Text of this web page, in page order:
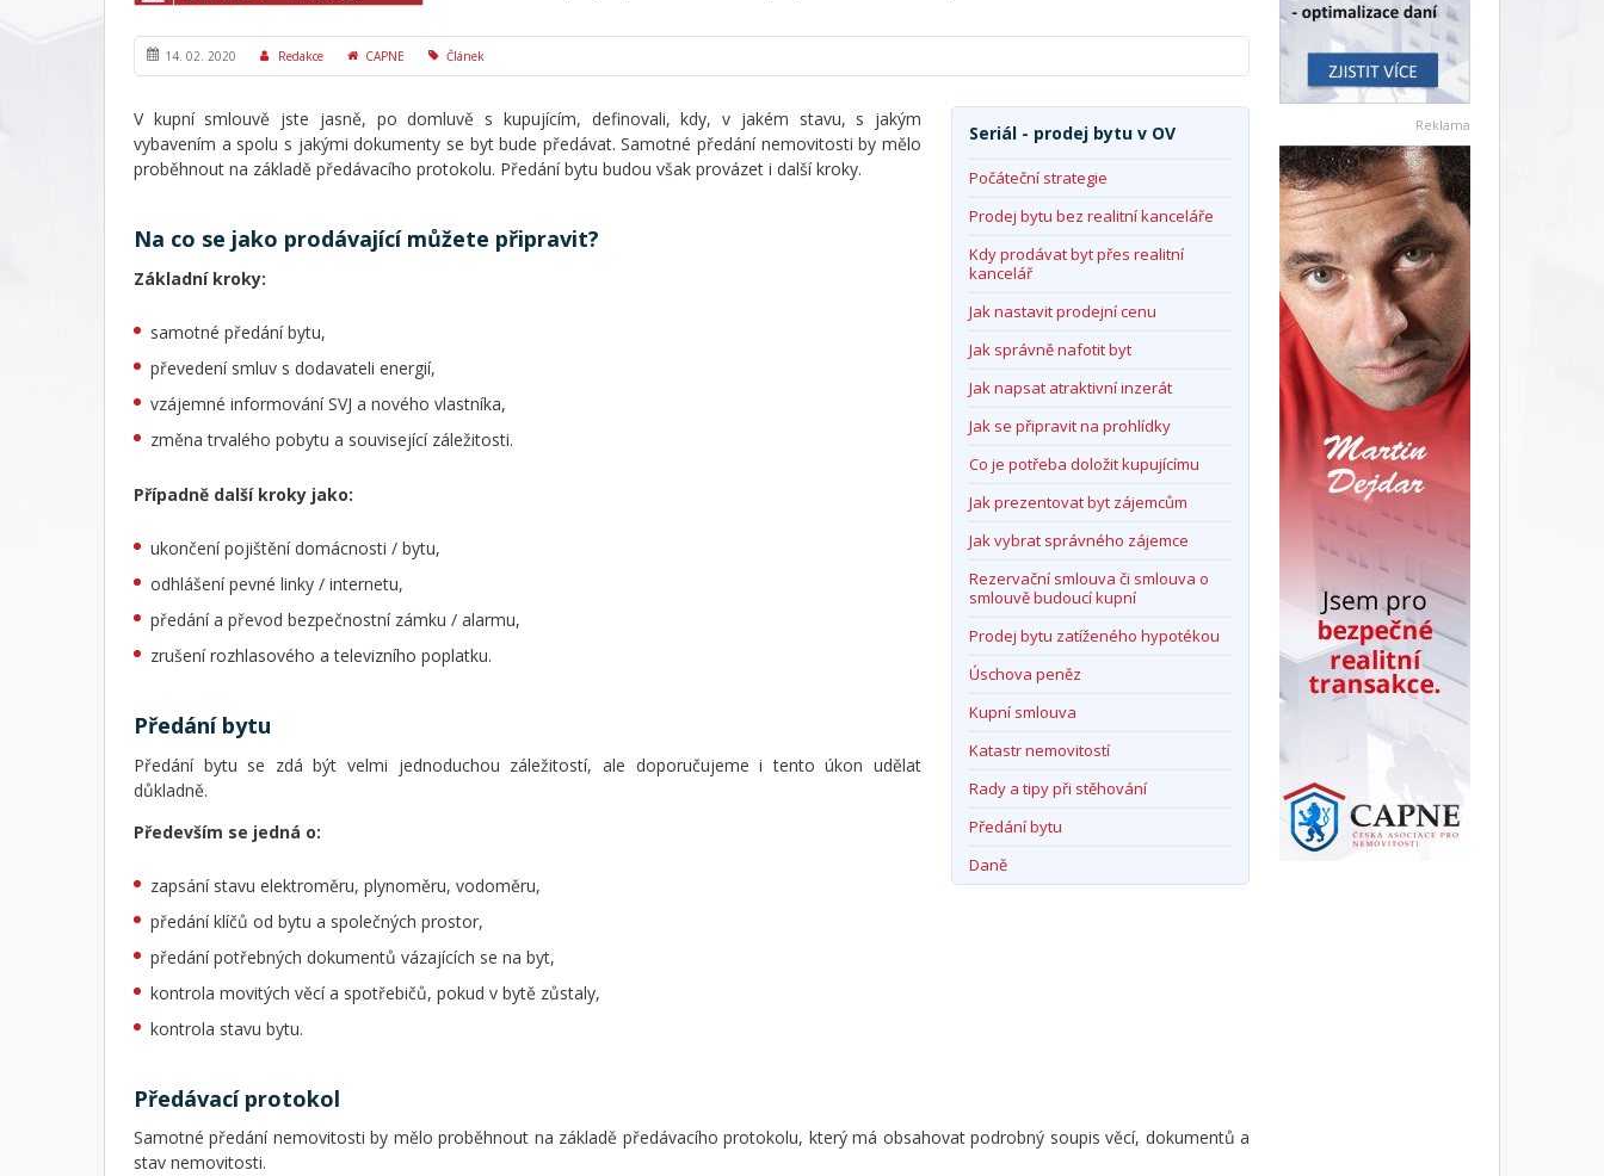
Reklama
14. 02. 2020 Redakce CAPNE Článek
Seriál - prodej bytu v OV
Počáteční strategie
Prodej bytu bez realitní kanceláře
Kdy prodávat byt přes realitní
kancelář
Jak nastavit prodejní cenu
Jak správně nafotit byt
Jak napsat atraktivní inzerát
Jak se připravit na prohlídky
Co je potřeba doložit kupujícímu
Jak prezentovat byt zájemcům
Jak vybrat správného zájemce
Rezervační smlouva či smlouva o
smlouvě budoucí kupní
Prodej bytu zatíženého hypotékou
Úschova peněz
Kupní smlouva
Katastr nemovitostí
Rady a tipy při stěhování
Předání bytu
Daně
V kupní smlouvě jste jasně, po domluvě s kupujícím, definovali, kdy, v jakém stavu, s jakým
vybavením a spolu s jakými dokumenty se byt bude předávat. Samotné předání nemovitosti by mělo
proběhnout na základě předávacího protokolu. Předání bytu budou však provázet i další kroky.
Na co se jako prodávající můžete připravit?
Základní kroky:
samotné předání bytu,
převedení smluv s dodavateli energií,
vzájemné informování SVJ a nového vlastníka,
změna trvalého pobytu a související záležitosti.
Případně další kroky jako:
ukončení pojištění domácnosti / bytu,
odhlášení pevné linky / internetu,
předání a převod bezpečnostní zámku / alarmu,
zrušení rozhlasového a televizního poplatku.
Předání bytu
Předání bytu se zdá být velmi jednoduchou záležitostí, ale doporučujeme i tento úkon udělat
důkladně.
Především se jedná o:
zapsání stavu elektroměru, plynoměru, vodoměru,
předání klíčů od bytu a společných prostor,
předání potřebných dokumentů vázajících se na byt,
kontrola movitých věcí a spotřebičů, pokud v bytě zůstaly,
kontrola stavu bytu.
Předávací protokol
Samotné předání nemovitosti by mělo proběhnout na základě předávacího protokolu, který má obsahovat podrobný soupis věcí, dokumentů a
stav nemovitosti.